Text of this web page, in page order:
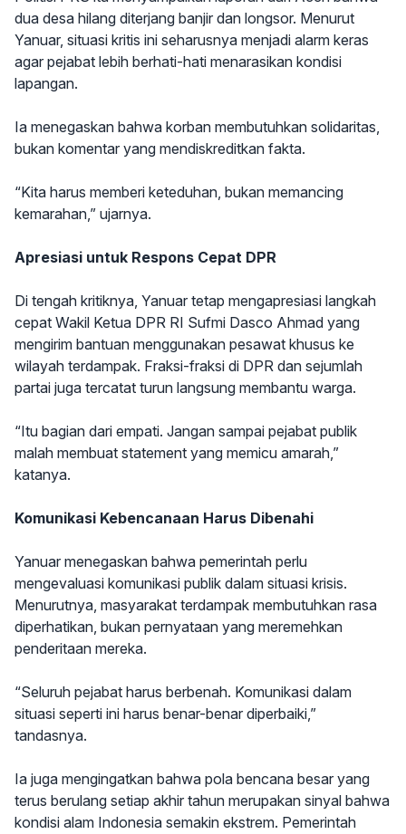
dua desa hilang diterjang banjir dan longsor. Menurut
Yanuar, situasi kritis ini seharusnya menjadi alarm keras
agar pejabat lebih berhati-hati menarasikan kondisi
lapangan.
Ia menegaskan bahwa korban membutuhkan solidaritas,
bukan komentar yang mendiskreditkan fakta.
“Kita harus memberi keteduhan, bukan memancing
kemarahan,” ujarnya.
Apresiasi untuk Respons Cepat DPR
Di tengah kritiknya, Yanuar tetap mengapresiasi langkah
cepat Wakil Ketua DPR RI Sufmi Dasco Ahmad yang
mengirim bantuan menggunakan pesawat khusus ke
wilayah terdampak. Fraksi-fraksi di DPR dan sejumlah
partai juga tercatat turun langsung membantu warga.
“Itu bagian dari empati. Jangan sampai pejabat publik
malah membuat statement yang memicu amarah,”
katanya.
Komunikasi Kebencanaan Harus Dibenahi
Yanuar menegaskan bahwa pemerintah perlu
mengevaluasi komunikasi publik dalam situasi krisis.
Menurutnya, masyarakat terdampak membutuhkan rasa
diperhatikan, bukan pernyataan yang meremehkan
penderitaan mereka.
“Seluruh pejabat harus berbenah. Komunikasi dalam
situasi seperti ini harus benar-benar diperbaiki,”
tandasnya.
Ia juga mengingatkan bahwa pola bencana besar yang
terus berulang setiap akhir tahun merupakan sinyal bahwa
kondisi alam Indonesia semakin ekstrem. Pemerintah